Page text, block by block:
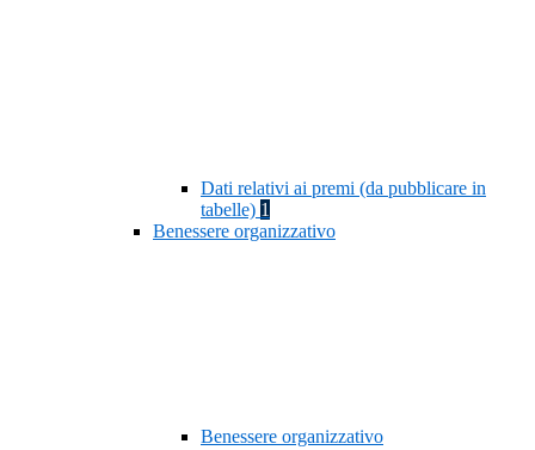
Dati relativi ai premi (da pubblicare in
tabelle) 1
Benessere organizzativo
Benessere organizzativo